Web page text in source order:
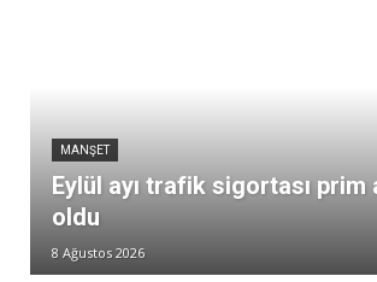
MANŞET
Eylül ayı trafik sigortası prim
oldu
8 Ağustos 2026